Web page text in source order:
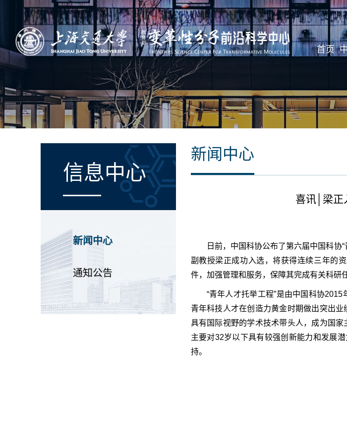
首页
信息中心
新闻中心
通知公告
新闻中心
喜讯│梁正
日前，中国科协公布了第六届中国科协
副教授梁正成功入选，将获得连续三年的资
件，加强管理和服务，保障其完成有关科研
“青年人才托举工程”是由中国科协
青年科技人才在创造力黄金时期做出突出
具有国际视野的学术技术带头人，成为国
主要对32岁以下具有较强创新能力和发展
持。